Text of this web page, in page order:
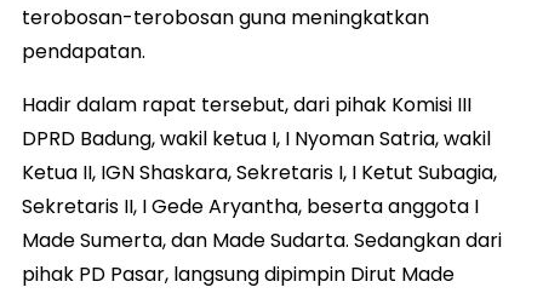
terobosan-terobosan guna meningkatkan
pendapatan.
Hadir dalam rapat tersebut, dari pihak Komisi III
DPRD Badung, wakil ketua I, I Nyoman Satria, wakil
Ketua II, IGN Shaskara, Sekretaris I, I Ketut Subagia,
Sekretaris II, I Gede Aryantha, beserta anggota I
Made Sumerta, dan Made Sudarta. Sedangkan dari
pihak PD Pasar, langsung dipimpin Dirut Made